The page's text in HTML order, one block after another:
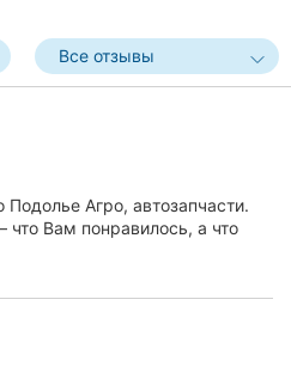
Все отзывы
Агро, автозапчасти.
Вам понравилось, а что
Винницы сд...